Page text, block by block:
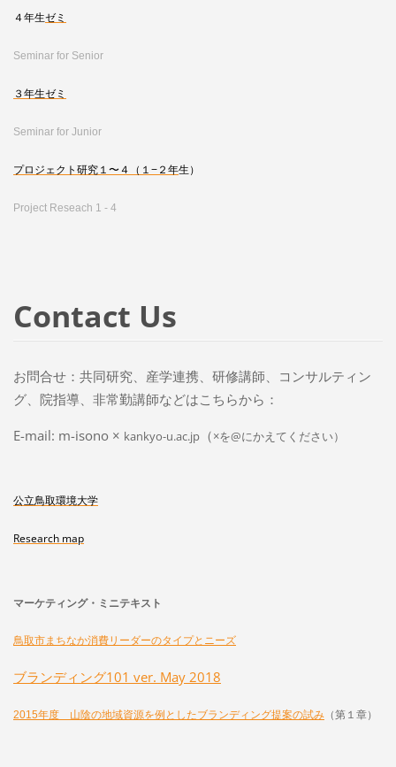
４年生ゼミ
Seminar for Senior
３年生ゼミ
Seminar for Junior
プロジェクト研究１〜４（１−２年生）
Project Reseach 1 - 4
Contact Us
お問合せ：共同研究、産学連携、研修講師、コンサルティン
グ、院指導、非常勤講師などはこちらから：
E-mail: m-isono × kankyo-u.ac.jp（×を@にかえてください）
公立鳥取環境大学
Research map
マーケティング・ミニテキスト
鳥取市まちなか消費リーダーのタイプとニーズ
ブランディング101 ver. May 2018
2015年度 山陰の地域資源を例としたブランディング提案の試み（第１章）